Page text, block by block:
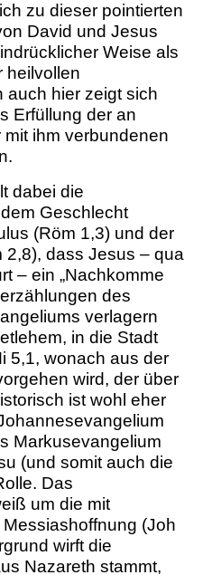
zu dieser pointierten
David und Jesus
Weise als
heilvollen
auch hier zeigt sich
Erfüllung der an
ihm verbundenen
dabei die
Geschlecht
(Röm 1,3) und der
2,8), dass Jesus – qua
– ein „Nachkomme
des
verlagern
in die Stadt
5,1, wonach aus der
wird, der über
ist wohl eher
Markusevangelium
(und somit auch die
Das
um die mit
(Joh
wirft die
Nazareth stammt,